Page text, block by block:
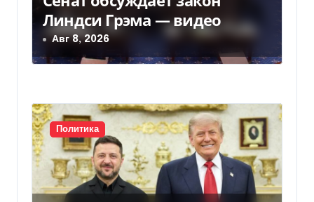
Линдси Грэма — видео
Авг 8, 2026
Политика